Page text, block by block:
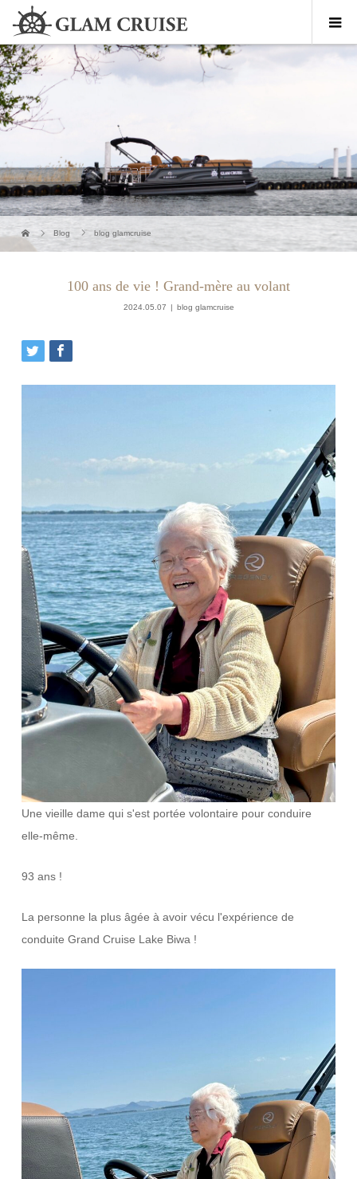
Blog blog glamcruise
100 ans de vie ! Grand-mère au volant
2024.05.07 blog glamcruise
Une vieille dame qui s'est portée volontaire pour conduire
elle-même.
93 ans !
La personne la plus âgée à avoir vécu l'expérience de
conduite Grand Cruise Lake Biwa !